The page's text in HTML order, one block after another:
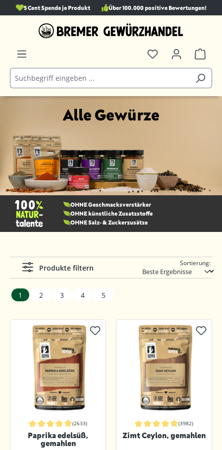
springen
5 Cent Spende je Produkt Über 100.000 positive Bewertungen!
Alle Gewürze
OHNE Geschmacks­verstärker
OHNE künstliche Zusatzstoffe
OHNE Salz- & Zuckerzusätze
Produkte filtern
1 2 3 4 5
Sortierung:
Durchschnittliche Bewertung von 4.9 von 5 Sternen
(2633)
Paprika edelsüß,
gemahlen
Durchschnittliche Bewertung von
(3982)
Zimt Ceylon, gemahlen